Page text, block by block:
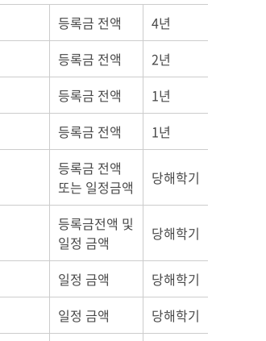
등록금 전액
4년
등록금 전액
2년
등록금 전액
1년
등록금 전액 1년
등록금 전액
또는 일정금액
당해학기
등록금전액 및
일정 금액
당해학기
일정 금액
당해학기
일정 금액 당해학기